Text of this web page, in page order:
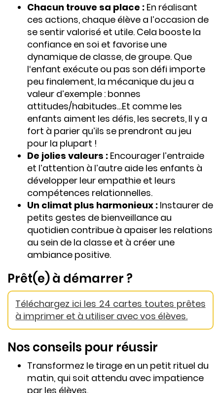
Chacun trouve sa place : En réalisant
ces actions, chaque élève a l’occasion de
se sentir valorisé et utile. Cela booste la
confiance en soi et favorise une
dynamique de classe, de groupe. Que
l‘enfant exécute ou pas son défi importe
peu finalement, la mécanique du jeu a
valeur d’exemple : bonnes
attitudes/habitudes…Et comme les
enfants aiment les défis, les secrets, Il y a
fort à parier qu’ils se prendront au jeu
pour la plupart !
De jolies valeurs : Encourager l’entraide
et l’attention à l’autre aide les enfants à
développer leur empathie et leurs
compétences relationnelles.
Un climat plus harmonieux : Instaurer de
petits gestes de bienveillance au
quotidien contribue à apaiser les relations
au sein de la classe et à créer une
ambiance positive.
Prêt(e) à démarrer ?
Téléchargez ici les 24 cartes toutes prêtes
à imprimer et à utiliser avec vos élèves.
Nos conseils pour réussir
Transformez le tirage en un petit rituel du
matin, qui soit attendu avec impatience
par les élèves.